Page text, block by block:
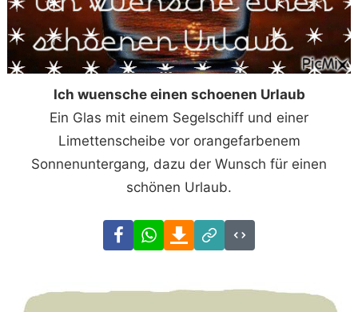
Ich wuensche einen schoenen Urlaub
Ein Glas mit einem Segelschiff und einer
Limettenscheibe vor orangefarbenem
Sonnenuntergang, dazu der Wunsch für einen
schönen Urlaub.
FacebookWhatsAppDownload
Link
Code